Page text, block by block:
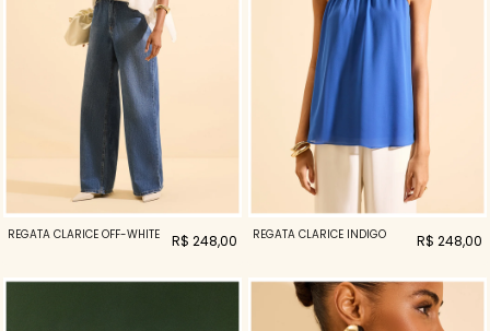
REGATA CLARICE OFF-WHITE R$ 248,00 REGATA CLARICE INDIGO R$ 248,00